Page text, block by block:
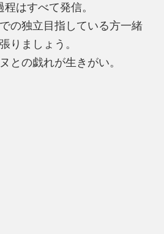
はすべて発信。
の独立目指している方一緒
りましょう。
との戯れが生きがい。